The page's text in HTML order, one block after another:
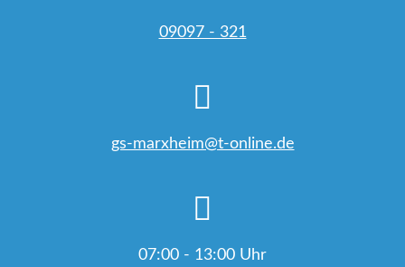
09097 - 321
gs-marxheim@t-online.de
07:00 - 13:00 Uhr